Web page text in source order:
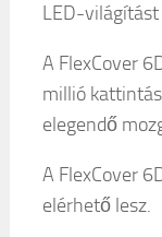
LED-világítást
A FlexCover
millió
elegendő
A FlexCover
elérhető lesz.